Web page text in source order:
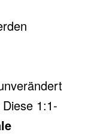
1:1-